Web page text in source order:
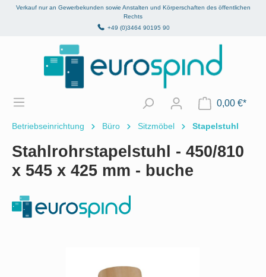
springen
Verkauf nur an Gewerbekunden sowie Anstalten und Körperschaften des öffentlichen
Rechts
+49 (0)3464 90195 90
0,00 €*
Betriebseinrichtung Büro Sitzmöbel Stapelstuhl
Stahlrohrstapelstuhl - 450/810
x 545 x 425 mm - buche